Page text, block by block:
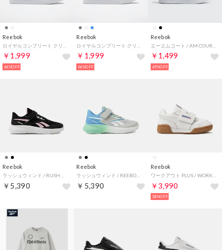
Reebok
￥1,999
66%OFF
Reebok
￥1,999
66%OFF
Reebok
￥1,499
69%OFF
Reebok
￥5,390
Reebok
￥5,390
Reebok
￥3,990
38%OFF